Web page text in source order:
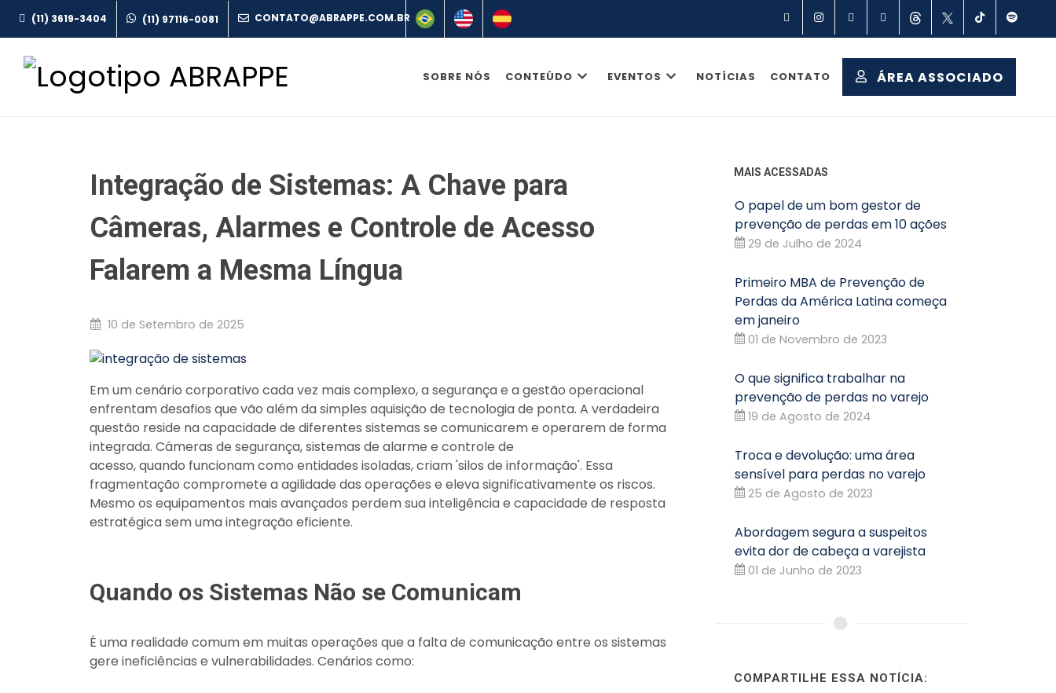
(11) 3619-3404 (11) 97116-0081 FacebookInstagramLinkedinYouTubeThreads TikTok
SOBRE NÓS CONTEÚDO EVENTOS NOTÍCIAS CONTATO ÁREA ASSOCIADO
Integração de Sistemas: A Chave para
Câmeras, Alarmes e Controle de Acesso
Falarem a Mesma Língua
10 de Setembro de 2025
Em um cenário corporativo cada vez mais complexo, a segurança e a gestão operacional
enfrentam desafios que vão além da simples aquisição de tecnologia de ponta. A verdadeira
questão reside na capacidade de diferentes sistemas se comunicarem e operarem de forma
integrada. Câmeras de segurança, sistemas de alarme e controle de
acesso, quando funcionam como entidades isoladas, criam 'silos de informação'. Essa
fragmentação compromete a agilidade das operações e eleva significativamente os riscos.
Mesmo os equipamentos mais avançados perdem sua inteligência e capacidade de resposta
estratégica sem uma integração eficiente.
Quando os Sistemas Não se Comunicam
É uma realidade comum em muitas operações que a falta de comunicação entre os sistemas
gere ineficiências e vulnerabilidades. Cenários como:
MAIS ACESSADAS
O papel de um bom gestor de
prevenção de perdas em 10 ações
29 de Julho de 2024
Primeiro MBA de Prevenção de
Perdas da América Latina começa
em janeiro
01 de Novembro de 2023
O que significa trabalhar na
prevenção de perdas no varejo
19 de Agosto de 2024
Troca e devolução: uma área
sensível para perdas no varejo
25 de Agosto de 2023
Abordagem segura a suspeitos
evita dor de cabeça a varejista
01 de Junho de 2023
COMPARTILHE ESSA NOTÍCIA: